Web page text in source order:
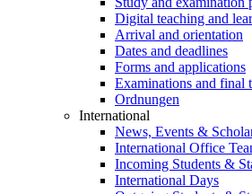
Digital teaching and
Arrival and orientation
Dates and deadlines
Forms and applications
Examinations and final
Ordnungen
International
News, Events &
International Office
Incoming Students &
International Days